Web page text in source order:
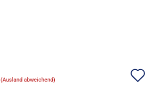
(Ausland abweichend)